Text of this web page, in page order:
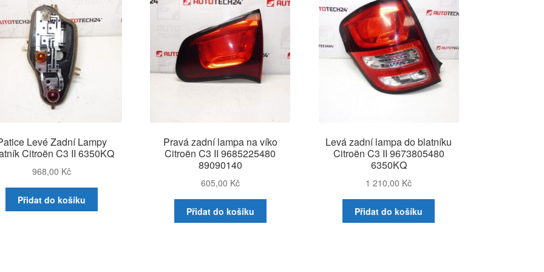
Levé Zadní Lampy
Citroën C3 II 6350KQ
968,00 Kč
Přidat do košíku
Pravá zadní lampa na víko
Citroën C3 II 9685225480
89090140
605,00 Kč
Přidat do košíku
Levá zadní lampa do blatníku
Citroën C3 II 9673805480
6350KQ
1 210,00 Kč
Přidat do košíku